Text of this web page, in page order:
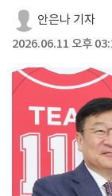
안은나 기자
2026.06.11 오후